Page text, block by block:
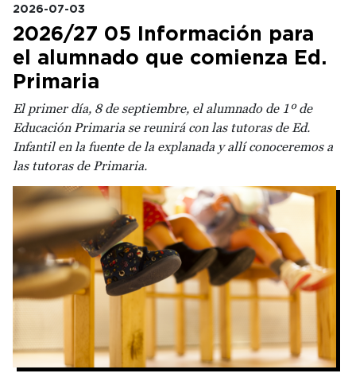
2026-07-03
2026/27 05 Información para
el alumnado que comienza Ed.
Primaria
El primer día, 8 de septiembre, el alumnado de 1º de
Educación Primaria se reunirá con las tutoras de Ed.
Infantil en la fuente de la explanada y allí conoceremos a
las tutoras de Primaria.
Irudia